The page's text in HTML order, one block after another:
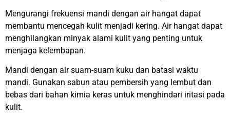
Mengurangi frekuensi mandi dengan air hangat dapat
membantu mencegah kulit menjadi kering. Air hangat dapat
menghilangkan minyak alami kulit yang penting untuk
menjaga kelembapan.
Mandi dengan air suam-suam kuku dan batasi waktu
mandi. Gunakan sabun atau pembersih yang lembut dan
bebas dari bahan kimia keras untuk menghindari iritasi pada
kulit.